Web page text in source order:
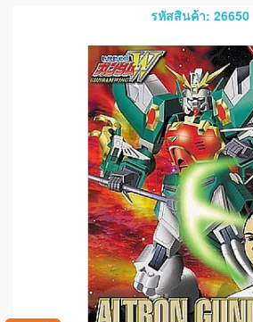
รหัสสินค้า: 26650